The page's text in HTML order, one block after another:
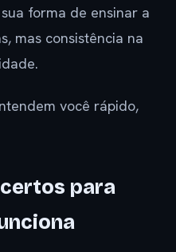
forma de ensinar a
mas consistência na
você rápido,
para